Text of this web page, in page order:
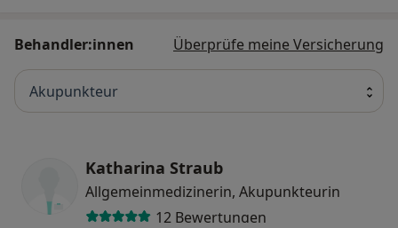
Behandler:innen Überprüfe meine Versicherung
Akupunkteur
Katharina Straub
Allgemeinmedizinerin, Akupunkteurin
12 Bewertungen